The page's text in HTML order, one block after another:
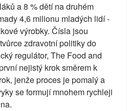
a 8 % dětí na druhém
4,6 milionu mladých lidí -
výrobky. Čísla jsou
zdravotní politiky do
regulátor, The Food and
nejistý krok směrem k
jenže proces je pomalý a
se formují mnohem rychleji